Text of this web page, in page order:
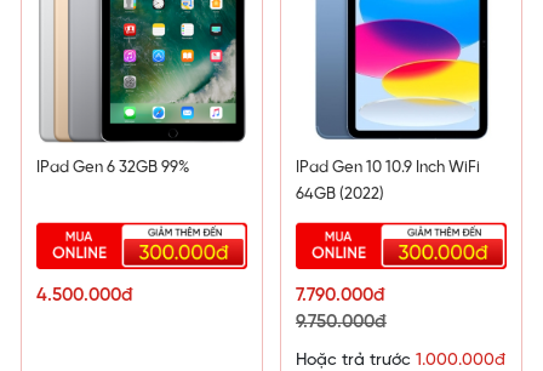
IPad Gen 6 32GB 99%
4.500.000đ
IPad Gen 10 10.9 Inch WiFi
64GB (2022)
7.790.000đ
9.750.000đ
Hoặc trả trước 1.000.000đ